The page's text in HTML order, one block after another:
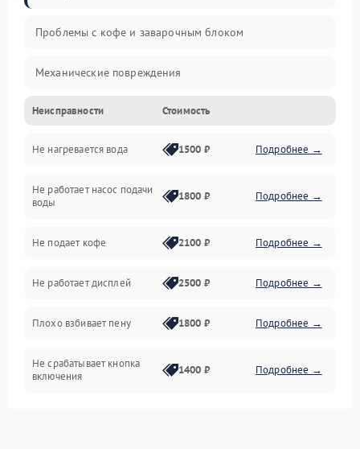
Проблемы с кофе и заварочным блоком
Механические повреждения
Прочие неисправности
Включение и работа
Проблемы с водой
Проблемы с капучинатором и паром
Управление и электроника
Программное обеспечение
Неисправности Стоимость
Не нагревается вода 1500 ₽ Подробнее →
Не работает насос подачи
воды
1800 ₽ Подробнее →
Не подает кофе 2100 ₽ Подробнее →
Не работает дисплей 2500 ₽ Подробнее →
Плохо взбивает пену 1800 ₽ Подробнее →
Не срабатывает кнопка
включения
1400 ₽ Подробнее →